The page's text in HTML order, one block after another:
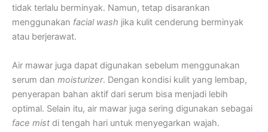
tidak terlalu berminyak. Namun, tetap disarankan
menggunakan facial wash jika kulit cenderung berminyak
atau berjerawat.
Air mawar juga dapat digunakan sebelum menggunakan
serum dan moisturizer. Dengan kondisi kulit yang lembap,
penyerapan bahan aktif dari serum bisa menjadi lebih
optimal. Selain itu, air mawar juga sering digunakan sebagai
face mist di tengah hari untuk menyegarkan wajah.